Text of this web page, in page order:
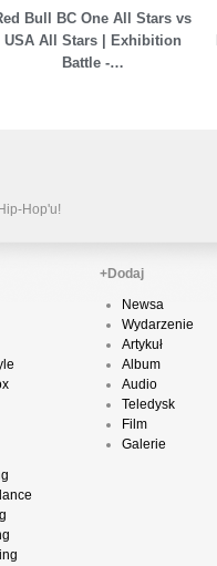
Bull BC One All Stars vs
USA All Stars | Exhibition
Battle -…
Hop'u!
+Dodaj
Newsa
Wydarzenie
Artykuł
Album
Audio
Teledysk
Film
Galerie